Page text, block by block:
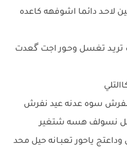
لاحـد دائما اشوفهه كاعده
تغسل وحـور اجت گعدت
سوه عدنه عيد نفرش
نسولف هسه شتغير
ياحور تعبـانه حيل محد